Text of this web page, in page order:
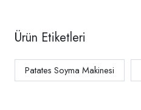
Ürün Etiketleri
Patates Soyma Makinesi